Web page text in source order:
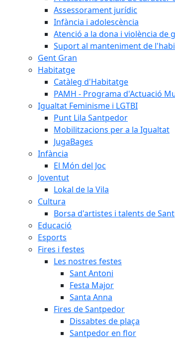
Assessorament jurídic
Infància i adolescència
Atenció a la dona i violència de
Suport al manteniment de
Gent Gran
Habitatge
Catàleg d'Habitatge
PAMH - Programa d'Actuació
Igualtat Feminisme i LGTBI
Punt Lila Santpedor
Mobilitzacions per a la Igualtat
JugaBages
Infància
El Món del Joc
Joventut
Lokal de la Vila
Cultura
Borsa d'artistes i talents de
Educació
Esports
Fires i festes
Les nostres festes
Sant Antoni
Festa Major
Santa Anna
Fires de Santpedor
Dissabtes de plaça
Santpedor en flor